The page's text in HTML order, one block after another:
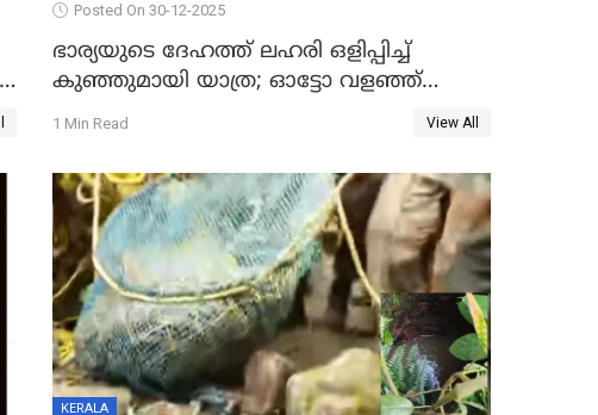
Posted On 30-12-2025
ഭാര്യയുടെ ദേഹത്ത് ലഹരി ഒളിപ്പിച്ച്
കുഞ്ഞുമായി യാത്ര; ഓട്ടോ വളഞ്ഞ്
ദമ്പതികളെ പിടികൂടി പൊലീസ്
1 Min Read View All
KERALA